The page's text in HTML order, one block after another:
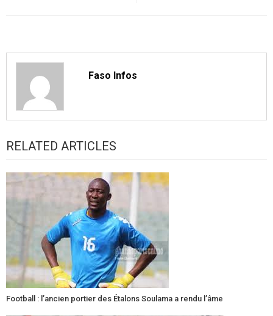
Faso Infos
RELATED ARTICLES
Football : l’ancien portier des Étalons Soulama a rendu l’âme